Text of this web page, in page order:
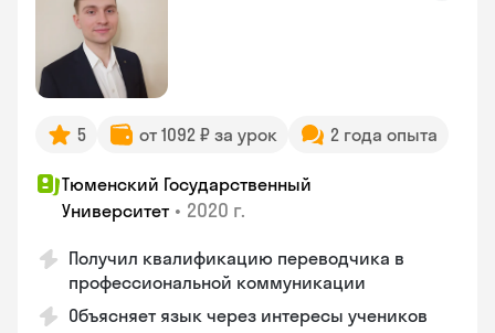
5 от 1092 ₽ за урок 2 года опыта
Тюменский Государственный
Университет • 2020 г.
Получил квалификацию переводчика в
профессиональной коммуникации
Объясняет язык через интересы учеников